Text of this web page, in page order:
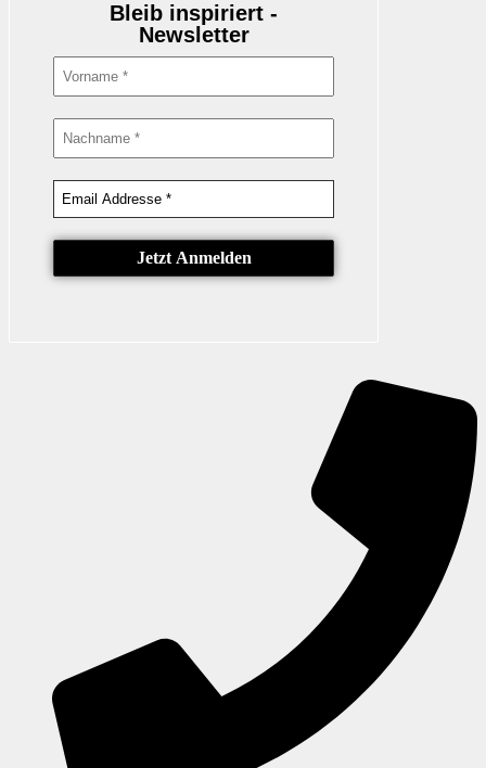
Bleib inspiriert -
Newsletter